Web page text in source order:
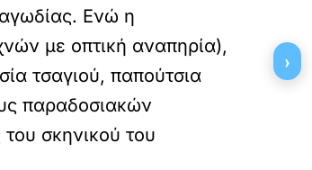
Ενώ η
με οπτική αναπηρία),
τσαγιού, παπούτσια
παραδοσιακών
σκηνικού του
›